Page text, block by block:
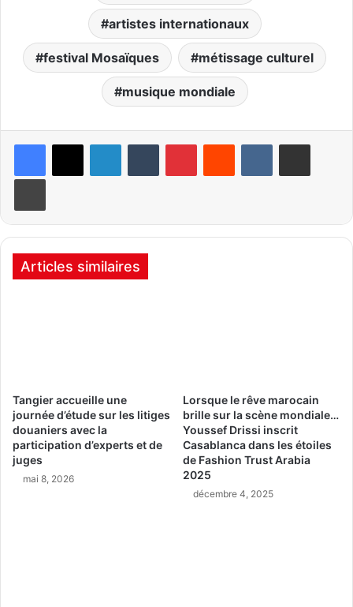
artistes internationaux
festival Mosaïques métissage culturel
musique mondiale
Articles similaires
Tangier accueille une
journée d’étude sur les litiges
douaniers avec la
participation d’experts et de
juges
mai 8, 2026
Lorsque le rêve marocain
brille sur la scène mondiale…
Youssef Drissi inscrit
Casablanca dans les étoiles
de Fashion Trust Arabia
2025
décembre 4, 2025